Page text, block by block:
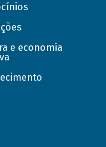
e economia